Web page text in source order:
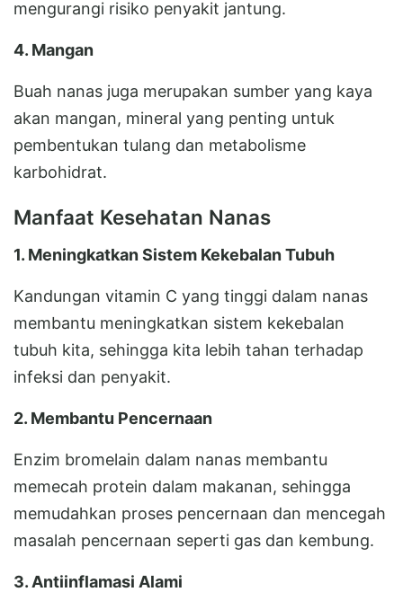
mengurangi risiko penyakit jantung.
4. Mangan
Buah nanas juga merupakan sumber yang kaya
akan mangan, mineral yang penting untuk
pembentukan tulang dan metabolisme
karbohidrat.
Manfaat Kesehatan Nanas
1. Meningkatkan Sistem Kekebalan Tubuh
Kandungan vitamin C yang tinggi dalam nanas
membantu meningkatkan sistem kekebalan
tubuh kita, sehingga kita lebih tahan terhadap
infeksi dan penyakit.
2. Membantu Pencernaan
Enzim bromelain dalam nanas membantu
memecah protein dalam makanan, sehingga
memudahkan proses pencernaan dan mencegah
masalah pencernaan seperti gas dan kembung.
3. Antiinflamasi Alami